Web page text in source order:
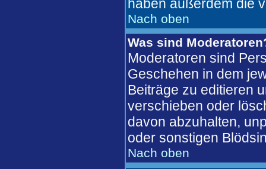
haben außerdem die
Nach oben
Was sind
Moderatoren sind
Geschehen in dem
Beiträge zu editieren
verschieben oder
davon abzuhalten,
oder sonstigen
Nach oben